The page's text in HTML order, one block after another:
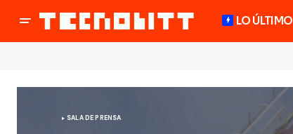
LO ÚLTIMO
SALA DE PRENSA